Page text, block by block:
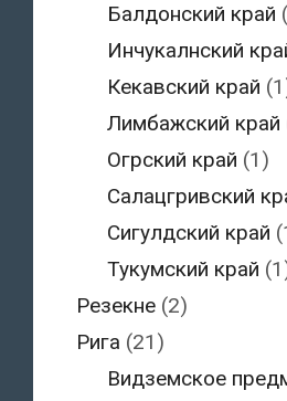
Балдонский край
Инчукалнский
Кекавский край
Лимбажский край
Огрский край (1)
Салацгривский
Сигулдский край
Тукумский край
Резекне(2)
Рига (21)
Видземское